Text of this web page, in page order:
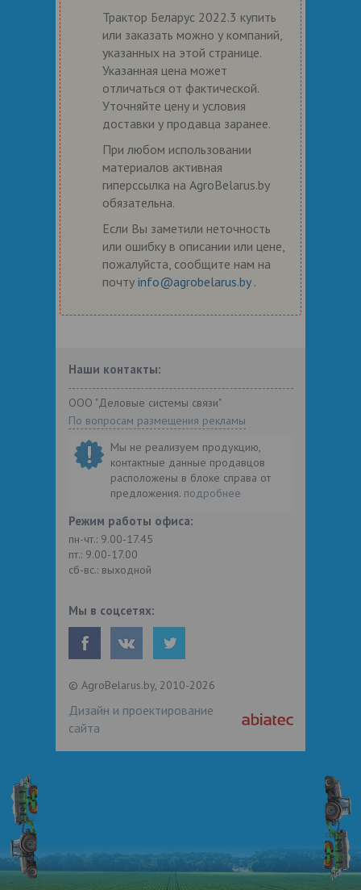
Трактор Беларус 2022.3 купить
или заказать можно у компаний,
указанных на этой странице.
Указанная цена может
отличаться от фактической.
Уточняйте цену и условия
доставки у продавца заранее.
При любом использовании
материалов активная
гиперссылка на AgroBelarus.by
обязательна.
Если Вы заметили неточность
или ошибку в описании или цене,
пожалуйста, сообщите нам на
почту info@agrobelarus.by .
Наши контакты:
ООО "Деловые системы связи"
По вопросам размещения рекламы
Мы не реализуем продукцию,
контактные данные продавцов
расположены в блоке справа от
предложения. подробнее
Режим работы офиса:
пн-чт.: 9.00-17.45
пт.: 9.00-17.00
сб-вс.: выходной
Мы в соцсетях:
© AgroBelarus.by, 2010-2026
Дизайн и проектирование
сайта